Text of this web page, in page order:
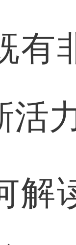
有
活
读